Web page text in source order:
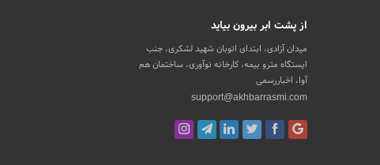
از پشت ابر بیرون بیاید
میدان آزادی، ابتدای اتوبان شهید لشکری، جنب
ایستگاه مترو بیمه، کارخانه نوآوری، ساختمان هم
آوا، اخباررسمی
support@akhbarrasmi.com